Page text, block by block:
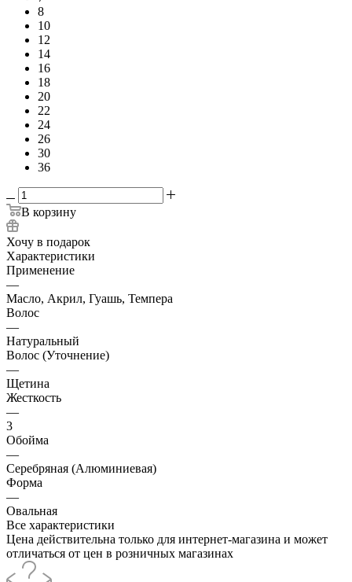
8
10
12
14
16
18
20
22
24
26
30
36
В корзину
Хочу в подарок
Характеристики
Применение
—
Масло, Акрил, Гуашь, Темпера
Волос
—
Натуральный
Волос (Уточнение)
—
Щетина
Жесткость
—
3
Обойма
—
Серебряная (Алюминиевая)
Форма
—
Овальная
Все характеристики
Цена действительна только для интернет-магазина и может
отличаться от цен в розничных магазинах